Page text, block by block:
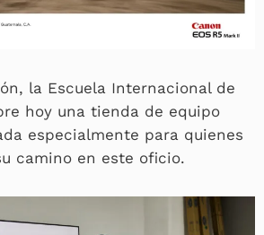
la Escuela Internacional de
hoy una tienda de equipo
especialmente para quienes
camino en este oficio.